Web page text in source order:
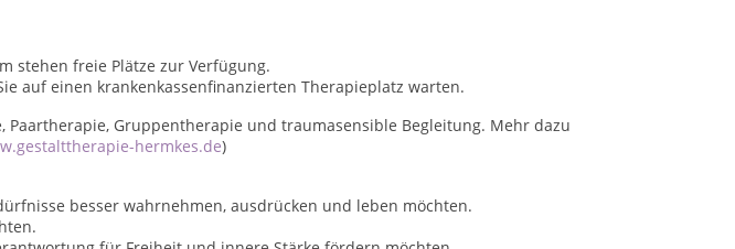
stehen freie Plätze zur Verfügung.
auf einen krankenkassenfinanzierten Therapieplatz warten.
Paartherapie, Gruppentherapie und traumasensible Begleitung. Mehr dazu
hermkes.de)
besser wahrnehmen, ausdrücken und leben möchten.